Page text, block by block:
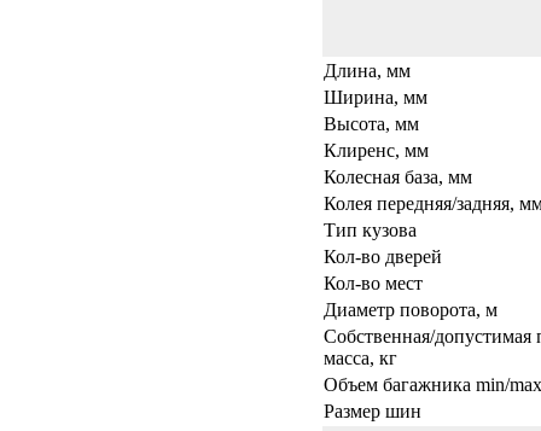
Длина, мм
Ширина, мм
Высота, мм
Клиренс, мм
Колесная база, мм
Колея передняя/задняя,
Тип кузова
Кол-во дверей
Кол-во мест
Диаметр поворота, м
Собственная/допустимая
масса, кг
Объем багажника min/
Размер шин